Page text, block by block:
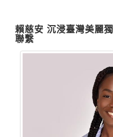
賴慈安 沉浸臺灣美麗
聯繫